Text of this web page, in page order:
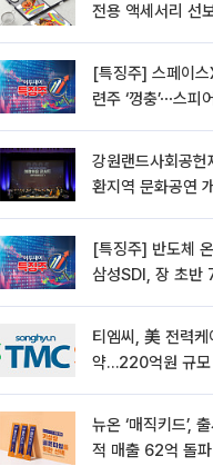
전용 액세서리 선
[특징주] 스페이
련주 ‘껑충’⋯스피
강원랜드사회공
환지역 문화공연
[특징주] 반도체
삼성SDI, 장 초반
티엠씨, 美 전력케
약…220억원 규모
뉴온 ‘매직키드’,
적 매출 62억 돌파